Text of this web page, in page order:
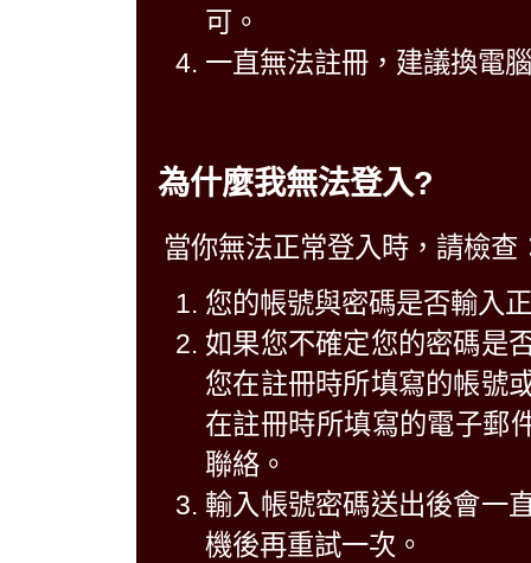
可。
一直無法註冊，建議換電
為什麼我無法登入?
當你無法正常登入時，請檢查
您的帳號與密碼是否輸入
如果您不確定您的密碼是
您在註冊時所填寫的帳號
在註冊時所填寫的電子郵
聯絡。
輸入帳號密碼送出後會一
機後再重試一次。